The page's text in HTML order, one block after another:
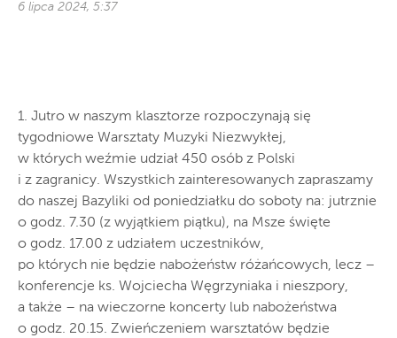
6 lipca 2024, 5:37
1. Jutro w naszym klasztorze rozpoczynają się
tygodniowe Warsztaty Muzyki Niezwykłej,
w których weźmie udział 450 osób z Polski
i z zagranicy. Wszystkich zainteresowanych zapraszamy
do naszej Bazyliki od poniedziałku do soboty na: jutrznie
o godz. 7.30 (z wyjątkiem piątku), na Msze święte
o godz. 17.00 z udziałem uczestników,
po których nie będzie nabożeństw różańcowych, lecz –
konferencje ks. Wojciecha Węgrzyniaka i nieszpory,
a także – na wieczorne koncerty lub nabożeństwa
o godz. 20.15. Zwieńczeniem warsztatów będzie